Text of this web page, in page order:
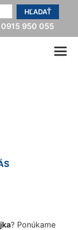
HĽADAŤ
950 055
? Ponúkame